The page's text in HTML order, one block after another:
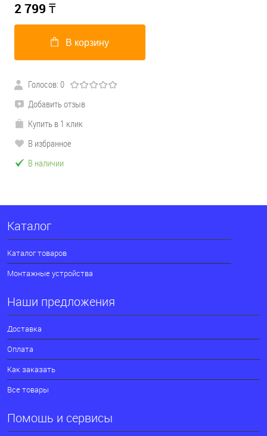
2 799 ₸
В корзину
Голосов: 0
Добавить отзыв
Купить в 1 клик
В избранное
В наличии
Каталог
Каталог товаров
Монтажные устройства
Наши предложения
Доставка
Оплата
Как заказать
Все товары
Помощь и сервисы